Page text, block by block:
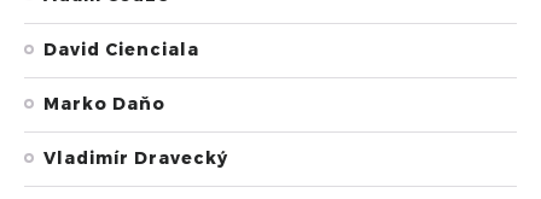
David Cienciala
Marko Daňo
Vladimír Dravecký